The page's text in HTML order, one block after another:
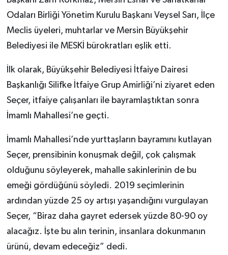
Odaları Birliği Yönetim Kurulu Başkanı Veysel Sarı, İlçe
Meclis üyeleri, muhtarlar ve Mersin Büyükşehir
Belediyesi ile MESKİ bürokratları eşlik etti.
İlk olarak, Büyükşehir Belediyesi İtfaiye Dairesi
Başkanlığı Silifke İtfaiye Grup Amirliği’ni ziyaret eden
Seçer, itfaiye çalışanları ile bayramlaştıktan sonra
İmamlı Mahallesi’ne geçti.
İmamlı Mahallesi’nde yurttaşların bayramını kutlayan
Seçer, prensibinin konuşmak değil, çok çalışmak
olduğunu söyleyerek, mahalle sakinlerinin de bu
emeği gördüğünü söyledi. 2019 seçimlerinin
ardından yüzde 25 oy artışı yaşandığını vurgulayan
Seçer, “Biraz daha gayret edersek yüzde 80-90 oy
alacağız. İşte bu alın terinin, insanlara dokunmanın
ürünü, devam edeceğiz” dedi.